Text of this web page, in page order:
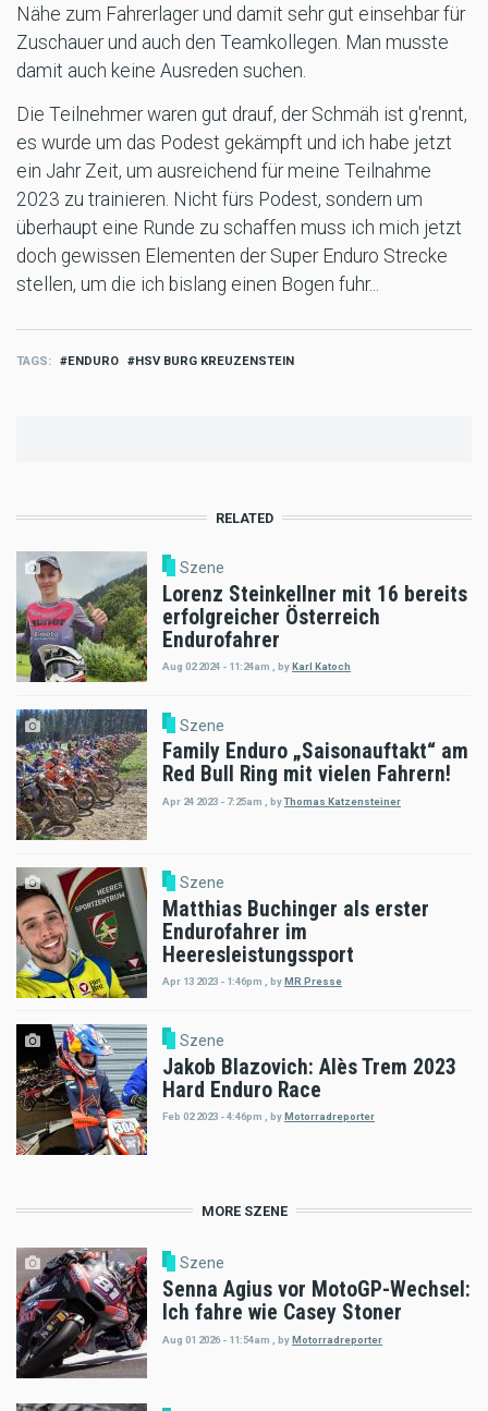
Nähe zum Fahrerlager und damit sehr gut einsehbar für
Zuschauer und auch den Teamkollegen. Man musste
damit auch keine Ausreden suchen.
Die Teilnehmer waren gut drauf, der Schmäh ist g'rennt,
es wurde um das Podest gekämpft und ich habe jetzt
ein Jahr Zeit, um ausreichend für meine Teilnahme
2023 zu trainieren. Nicht fürs Podest, sondern um
überhaupt eine Runde zu schaffen muss ich mich jetzt
doch gewissen Elementen der Super Enduro Strecke
stellen, um die ich bislang einen Bogen fuhr...
TAGS ENDURO HSV BURG KREUZENSTEIN
RELATED
Szene
Lorenz Steinkellner mit 16 bereits
erfolgreicher Österreich
Endurofahrer
Aug 02 2024 - 11:24am byKarl Katoch
Szene
Family Enduro „Saisonauftakt“ am
Red Bull Ring mit vielen Fahrern!
Apr 24 2023 - 7:25am byThomas Katzensteiner
Szene
Matthias Buchinger als erster
Endurofahrer im
Heeresleistungssport
Apr 13 2023 - 1:46pm , by MR Presse
Szene
Jakob Blazovich: Alès Trem 2023
Hard Enduro Race
Feb 02 2023 - 4:46pm , byMotorradreporter
MORE SZENE
Szene
Senna Agius vor MotoGP-Wechsel:
Ich fahre wie Casey Stoner
Aug 01 2026 - 11:54am byMotorradreporter